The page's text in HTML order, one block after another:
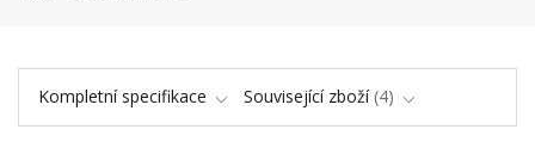
Kompletní specifikace Související zboží 4